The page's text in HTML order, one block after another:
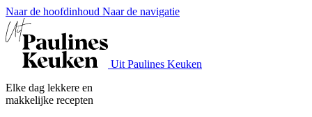
Naar de hoofdinhoud Naar de navigatie
Uit Paulines Keuken
Elke dag lekkere en
makkelijke recepten